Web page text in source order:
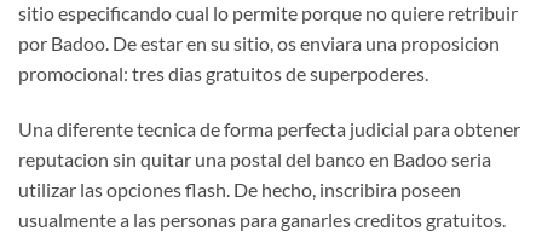
sitio especificando cual lo permite porque no quiere retribuir
por Badoo. De estar en su sitio, os enviara una proposicion
promocional: tres dias gratuitos de superpoderes.
Una diferente tecnica de forma perfecta judicial para obtener
reputacion sin quitar una postal del banco en Badoo seri­a
utilizar las opciones flash. De hecho, inscribira poseen
usualmente a las personas para ganarles creditos gratuitos.